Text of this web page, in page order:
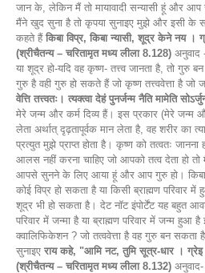
जान के, लेकिन मैं तो मायावादी सन्यासी हूं और आप
मैंने खुद सुना है तो कृपया सुनाइए मुझे और इसी के
कहते हैं किबा विप्र, किबा न्यासी, शूद्र केने नय ।
(श्रीचैतन्य – चरितामृत मध्य लीला 8.128) अनुवाद
या शूद्र हो-यदि वह कृष्ण- तत्त्व जानता है, तो गुरु
गुरु है वही गुरु हो सकते हैं जो कृष्ण तत्त्ववेत्ता है जो
वेत्ति तत्त्वतः। त्यक्त्वा देहं पुनर्जन्म नैति मामेति
मेरे जन्म और कर्म दिव्य हैं। इस प्रकार (मेरे जन्म
लेता अर्थात् दृढ़तापूर्वक मान लेता है, वह शरीर का
प्रत्युत मुझे प्राप्त होता है। कृष्ण को तत्वतः जानना
आलस नहीं करना चाहिए जो आपको तत्व देता हो
आपसे सुनने के लिए आया हूं और आप गुरु हो। किबा
कोई विप्र हो सकता है या किसी ब्राह्मण परिवार में
शूद्र भी हो सकता है। देट नॉट इंपोर्टेंट यह बहुत
परिवार में जन्मा है या ब्राह्मण परिवार में जन्म हुआ
क्वालिफिकेशन ? जो तत्ववेत्ता है वह गुरु बन
सुनाइए राय कहे, "आमि नट, तुमि सूत्र-धार । ग्रेइ
(श्रीचैतन्य – चरितामृत मध्य लीला 8.132) अनुवाद-